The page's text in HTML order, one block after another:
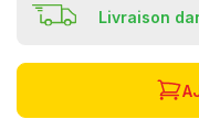
Livraison